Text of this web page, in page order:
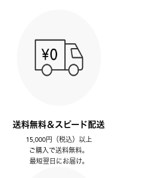
送料無料＆スピード配送
15,000円（税込）以上
ご購入で送料無料。
最短翌日にお届け。